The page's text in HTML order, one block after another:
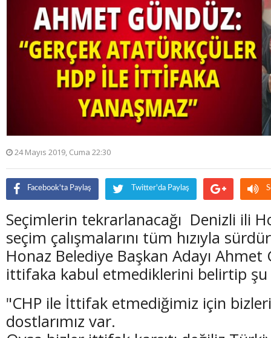
24 Mayıs 2019, Cuma 22:30
Facebook'ta Paylaş Twitter'da Paylaş
Seçimlerin tekrarlanacağı Denizli ili
seçim çalışmalarını tüm hızıyla
Honaz Belediye Başkan Adayı Ahmet
ittifaka kabul etmediklerini belirtip şu
"CHP ile İttifak etmediğimiz için
dostlarımız var.